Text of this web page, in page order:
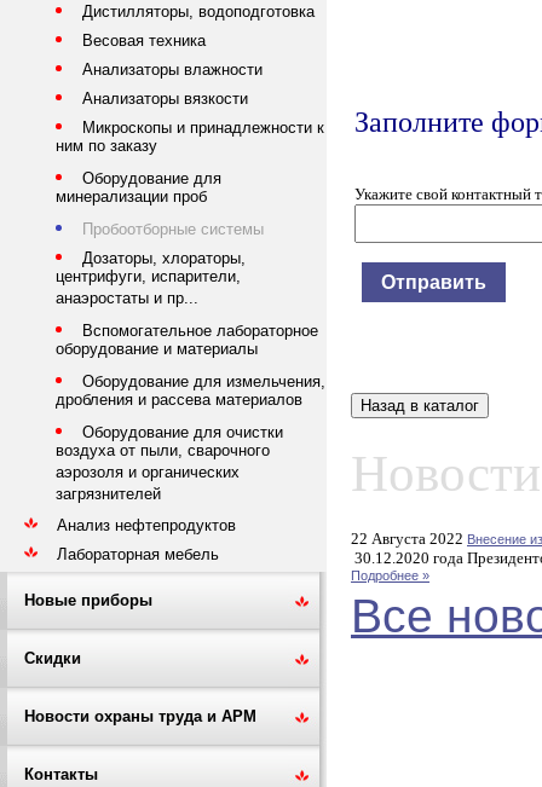
Дистилляторы, водоподготовка
Весовая техника
Анализаторы влажности
Анализаторы вязкости
Микроскопы и принадлежности к
ним по заказу
Оборудование для
минерализации проб
Пробоотборные системы
Дозаторы, хлораторы,
центрифуги, испарители,
анаэростаты и пр...
Вспомогательное лабораторное
оборудование и материалы
Оборудование для измельчения,
дробления и рассева материалов
Оборудование для очистки
воздуха от пыли, сварочного
аэрозоля и органических
загрязнителей
Анализ нефтепродуктов
Лабораторная мебель
Новые приборы
Скидки
Новости охраны труда и АРМ
Контакты
Заполните
Укажите свой контактный
22 Августа 2022 Внесение
30.12.2020 года
Подробнее »
Все